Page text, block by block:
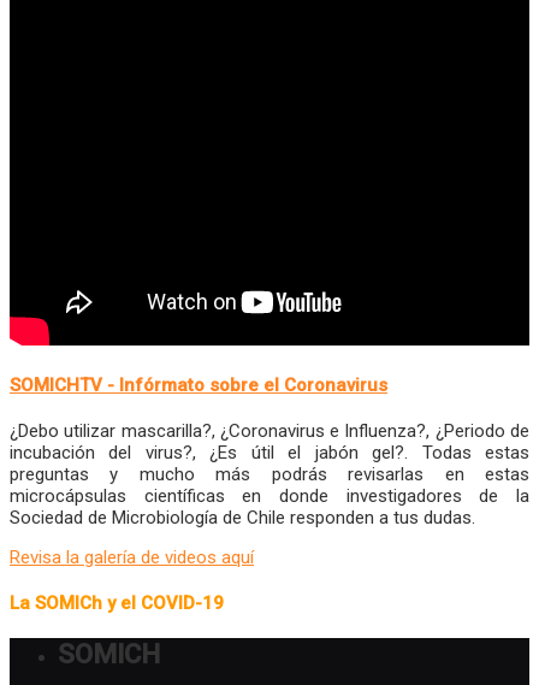
SOMICHTV - Infórmato sobre el Coronavirus
¿Debo utilizar mascarilla?, ¿Coronavirus e Influenza?, ¿Periodo de
incubación del virus?, ¿Es útil el jabón gel?. Todas estas
preguntas y mucho más podrás revisarlas en estas
microcápsulas científicas en donde investigadores de la
Sociedad de Microbiología de Chile responden a tus dudas.
Revisa la galería de videos aquí
La SOMICh y el COVID-19
SOMICH